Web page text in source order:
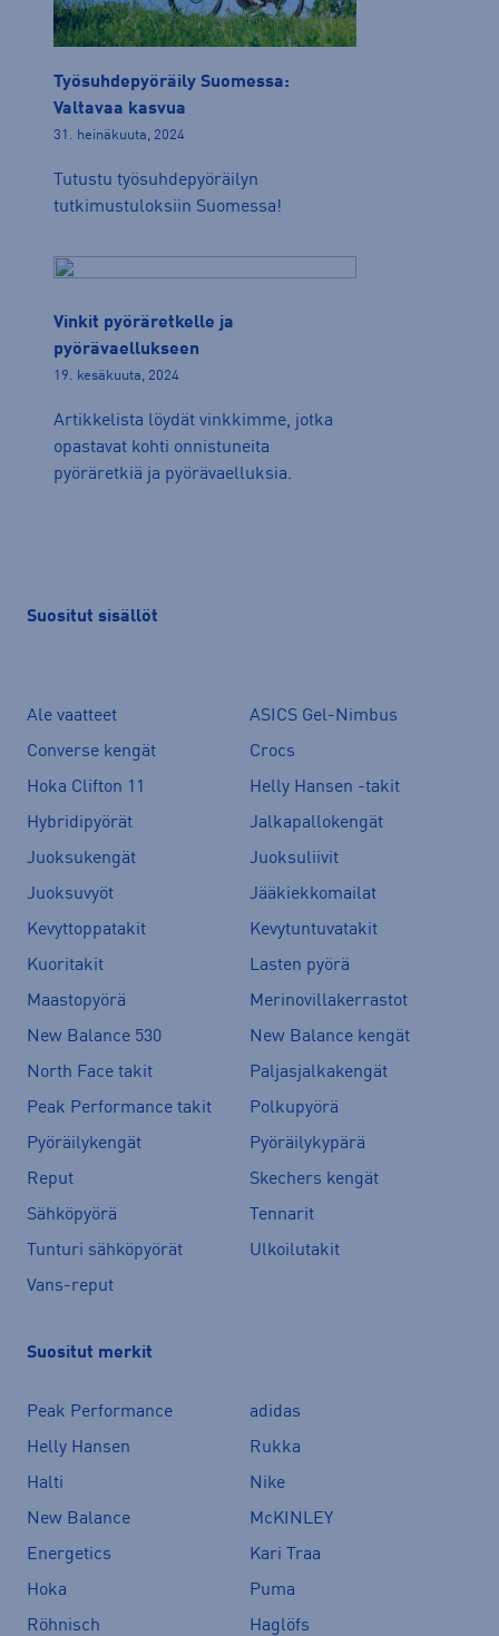
Työsuhdepyöräily Suomessa:
Valtavaa kasvua
31. heinäkuuta, 2024
Tutustu työsuhdepyöräilyn
tutkimustuloksiin Suomessa!
Vinkit pyöräretkelle ja
pyörävaellukseen
19. kesäkuuta, 2024
Artikkelista löydät vinkkimme, jotka
opastavat kohti onnistuneita
pyöräretkiä ja pyörävaelluksia.
Suositut sisällöt
Ale vaatteet
ASICS Gel-Nimbus
Converse kengät
Crocs
Hoka Clifton 11
Helly Hansen -takit
Hybridipyörät
Jalkapallokengät
Juoksukengät
Juoksuliivit
Juoksuvyöt
Jääkiekkomailat
Kevyttoppatakit
Kevytuntuvatakit
Kuoritakit
Lasten pyörä
Maastopyörä
Merinovillakerrastot
New Balance 530
New Balance kengät
North Face takit
Paljasjalkakengät
Peak Performance takit
Polkupyörä
Pyöräilykengät
Pyöräilykypärä
Reput
Skechers kengät
Sähköpyörä
Tennarit
Tunturi sähköpyörät
Ulkoilutakit
Vans-reput
Suositut merkit
Peak Performance
adidas
Helly Hansen
Rukka
Halti
Nike
New Balance
McKINLEY
Energetics
Kari Traa
Hoka
Puma
Röhnisch
Haglöfs